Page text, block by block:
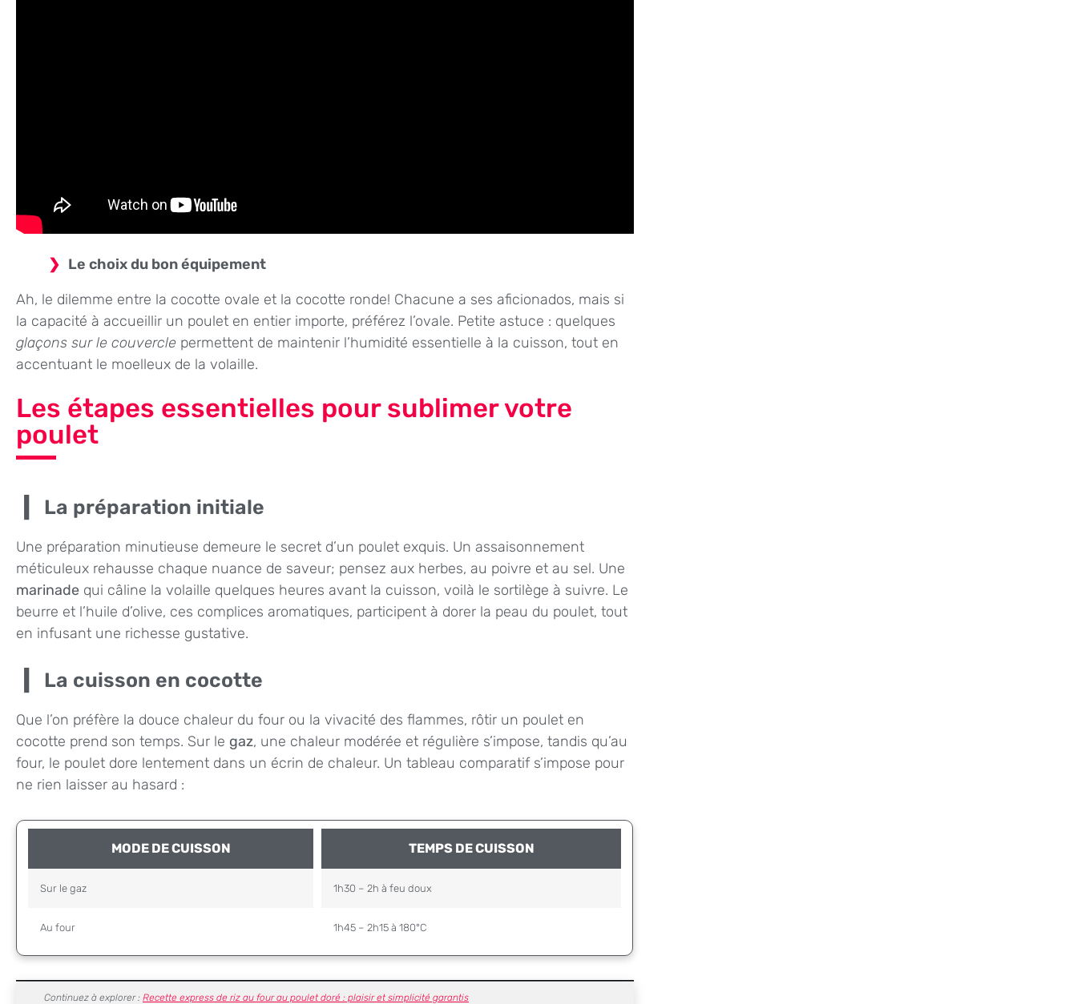
Le choix du bon équipement
Ah, le dilemme entre la cocotte ovale et la cocotte ronde! Chacune a ses aficionados, mais si
la capacité à accueillir un poulet en entier importe, préférez l’ovale. Petite astuce : quelques
glaçons sur le couvercle permettent de maintenir l’humidité essentielle à la cuisson, tout en
accentuant le moelleux de la volaille.
Les étapes essentielles pour sublimer votre
poulet
La préparation initiale
Une préparation minutieuse demeure le secret d’un poulet exquis. Un assaisonnement
méticuleux rehausse chaque nuance de saveur; pensez aux herbes, au poivre et au sel. Une
marinade qui câline la volaille quelques heures avant la cuisson, voilà le sortilège à suivre. Le
beurre et l’huile d’olive, ces complices aromatiques, participent à dorer la peau du poulet, tout
en infusant une richesse gustative.
La cuisson en cocotte
Que l’on préfère la douce chaleur du four ou la vivacité des flammes, rôtir un poulet en
cocotte prend son temps. Sur le gaz, une chaleur modérée et régulière s’impose, tandis qu’au
four, le poulet dore lentement dans un écrin de chaleur. Un tableau comparatif s’impose pour
ne rien laisser au hasard :
MODE DE CUISSON TEMPS DE CUISSON
Sur le gaz 1h30 – 2h à feu doux
Au four 1h45 – 2h15 à 180°C
Continuez à explorer : Recette express de riz au four au poulet doré : plaisir et simplicité garantis